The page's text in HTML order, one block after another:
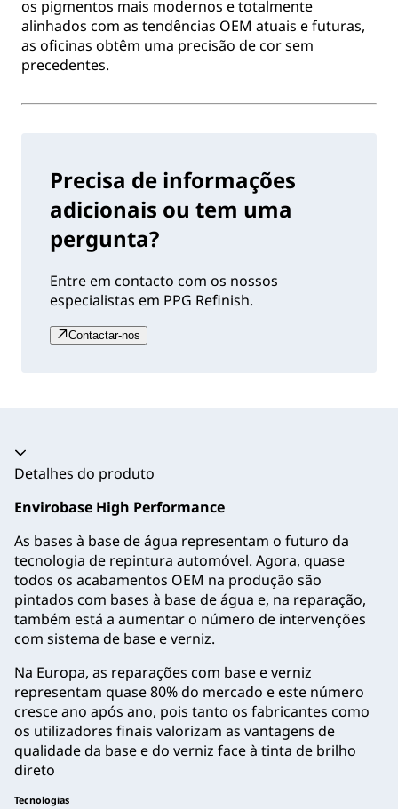
os pigmentos mais modernos e totalmente
alinhados com as tendências OEM atuais e futuras,
as oficinas obtêm uma precisão de cor sem
precedentes.
Precisa de informações
adicionais ou tem uma
pergunta?
Entre em contacto com os nossos
especialistas em PPG Refinish.
Contactar-nos
Acordeão recolhido
Detalhes do produto
Envirobase High Performance
As bases à base de água representam o futuro da
tecnologia de repintura automóvel. Agora, quase
todos os acabamentos OEM na produção são
pintados com bases à base de água e, na reparação,
também está a aumentar o número de intervenções
com sistema de base e verniz.
Na Europa, as reparações com base e verniz
representam quase 80% do mercado e este número
cresce ano após ano, pois tanto os fabricantes como
os utilizadores finais valorizam as vantagens de
qualidade da base e do verniz face à tinta de brilho
direto
Tecnologias